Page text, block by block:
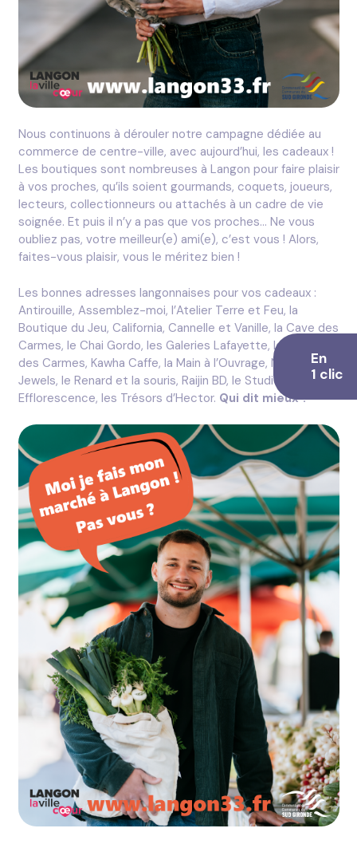
Nous continuons à dérouler notre campagne dédiée au
commerce de centre-ville, avec aujourd’hui, les cadeaux !
Les boutiques sont nombreuses à Langon pour faire plaisir
à vos proches, qu’ils soient gourmands, coquets, joueurs,
lecteurs, collectionneurs ou attachés à un cadre de vie
soignée. Et puis il n’y a pas que vos proches… Ne vous
oubliez pas, votre meilleur(e) ami(e), c’est vous ! Alors,
faites-vous plaisir, vous le méritez bien !
Les bonnes adresses langonnaises pour vos cadeaux :
Antirouille, Assemblez-moi, l’Atelier Terre et Feu, la
Boutique du Jeu, California, Cannelle et Vanille, la Cave des
Carmes, le Chai Gordo, les Galeries Lafayette, le Jardin
des Carmes, Kawha Caffe, la Main à l’Ouvrage, Nymphéas
Jewels, le Renard et la souris, Raijin BD, le Studio
Efflorescence, les Trésors d’Hector. Qui dit mieux ?
En
1 clic